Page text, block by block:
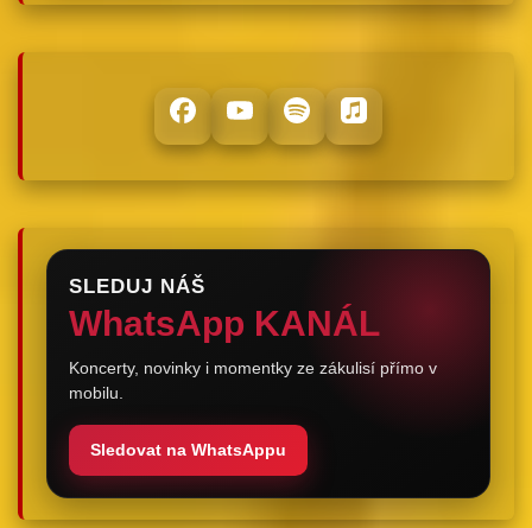
SLEDUJ NÁŠ
WhatsApp KANÁL
Koncerty, novinky i momentky ze zákulisí přímo v
mobilu.
Sledovat na WhatsAppu